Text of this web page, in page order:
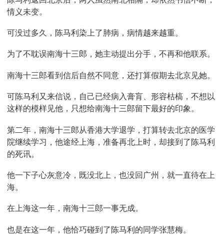
情义未变。
可没过多久，陈马利染上了肺病，病情越来越重。
为了不耽误南海十三郎，她主动提出分手，不再和他联系。
南海十三郎看到信后自然不同意，还打算假期去北京见她。
可陈马利又来信说，自己已经病入膏肓、形容枯槁，不想以
这样的模样见他，只想给南海十三郎留下最好的印象。
第二年，南海十三郎从香港大学退学，打算转去北京的医学
院继续学习，他途经上海，准备再北上时，却接到了陈马利
的死讯。
他一下子心灰意冷，既没北上，也没回广州，就一直待在上
海。
在上海这一年，南海十三郎一事无成。
也是在这一年，他恰巧碰到了陈马利的同学张慧梅。